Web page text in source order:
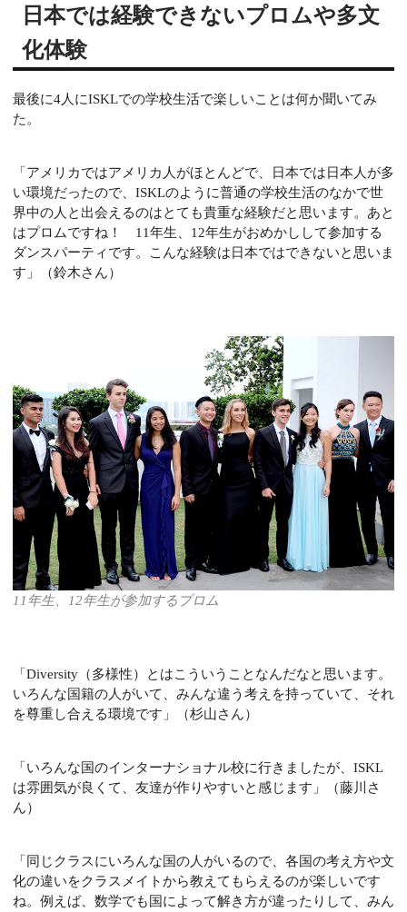
日本では経験できないプロムや多文
化体験
最後に4人にISKLでの学校生活で楽しいことは何か聞いてみ
た。
「アメリカではアメリカ人がほとんどで、日本では日本人が多
い環境だったので、ISKLのように普通の学校生活のなかで世
界中の人と出会えるのはとても貴重な経験だと思います。 あと
はプロムですね！ 11年生、12年生がおめかしして参加する
ダンスパーティです。こんな経験は日本ではできないと思いま
す」（鈴木さん）
11年生、12年生が参加するプロム
「Diversity（多様性）とはこういうことなんだなと思います。
いろんな国籍の人がいて、みんな違う考えを持っていて、それ
を尊重し合える環境です」（杉山さん）
「いろんな国のインターナショナル校に行きましたが、ISKL
は雰囲気が良くて、友達が作りやすいと感じます」（藤川さ
ん）
「同じクラスにいろんな国の人がいるので、各国の考え方や文
化の違いをクラスメイトから教えてもらえるのが楽しいです
ね。例えば、数学でも国によって解き方が違ったりして、みん